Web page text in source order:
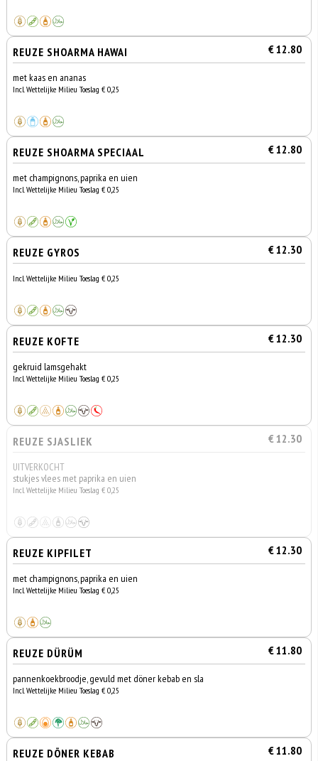
REUZE SHOARMA HAWAI € 12.80
met kaas en ananas
Incl. Wettelijke Milieu Toeslag € 0,25
REUZE SHOARMA SPECIAAL € 12.80
met champignons, paprika en uien
Incl. Wettelijke Milieu Toeslag € 0,25
REUZE GYROS € 12.30
Incl. Wettelijke Milieu Toeslag € 0,25
REUZE KOFTE € 12.30
gekruid lamsgehakt
Incl. Wettelijke Milieu Toeslag € 0,25
REUZE SJASLIEK € 12.30
UITVERKOCHT
stukjes vlees met paprika en uien
Incl. Wettelijke Milieu Toeslag € 0,25
REUZE KIPFILET € 12.30
met champignons, paprika en uien
Incl. Wettelijke Milieu Toeslag € 0,25
REUZE DÜRÜM € 11.80
pannenkoekbroodje, gevuld met döner kebab en sla
Incl. Wettelijke Milieu Toeslag € 0,25
REUZE DÖNER KEBAB € 11.80